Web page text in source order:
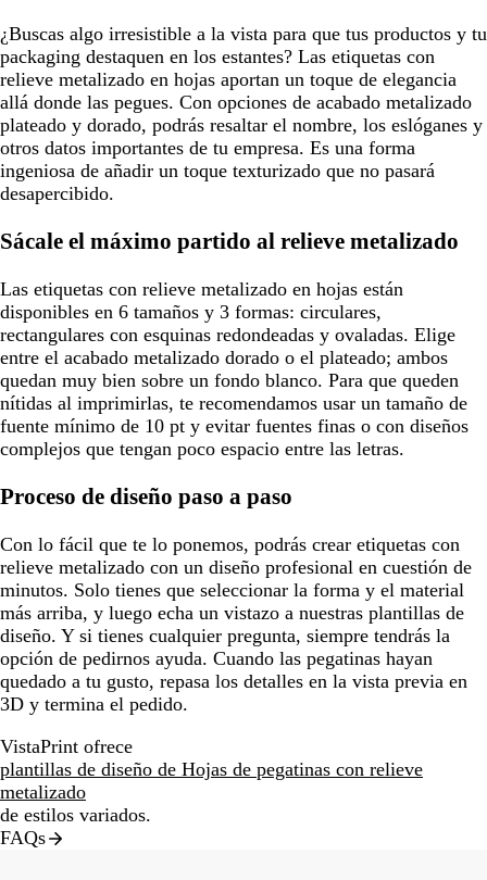
¿Buscas algo irresistible a la vista para que tus productos y tu
packaging destaquen en los estantes? Las etiquetas con
relieve metalizado en hojas aportan un toque de elegancia
allá donde las pegues. Con opciones de acabado metalizado
plateado y dorado, podrás resaltar el nombre, los eslóganes y
otros datos importantes de tu empresa. Es una forma
ingeniosa de añadir un toque texturizado que no pasará
desapercibido.
Sácale el máximo partido al relieve metalizado
Las etiquetas con relieve metalizado en hojas están
disponibles en 6 tamaños y 3 formas: circulares,
rectangulares con esquinas redondeadas y ovaladas. Elige
entre el acabado metalizado dorado o el plateado; ambos
quedan muy bien sobre un fondo blanco. Para que queden
nítidas al imprimirlas, te recomendamos usar un tamaño de
fuente mínimo de 10 pt y evitar fuentes finas o con diseños
complejos que tengan poco espacio entre las letras.
Proceso de diseño paso a paso
Con lo fácil que te lo ponemos, podrás crear etiquetas con
relieve metalizado con un diseño profesional en cuestión de
minutos. Solo tienes que seleccionar la forma y el material
más arriba, y luego echa un vistazo a nuestras plantillas de
diseño. Y si tienes cualquier pregunta, siempre tendrás la
opción de pedirnos ayuda. Cuando las pegatinas hayan
quedado a tu gusto, repasa los detalles en la vista previa en
3D y termina el pedido.
VistaPrint ofrece
plantillas de diseño de Hojas de pegatinas con relieve
metalizado
de estilos variados.
FAQs